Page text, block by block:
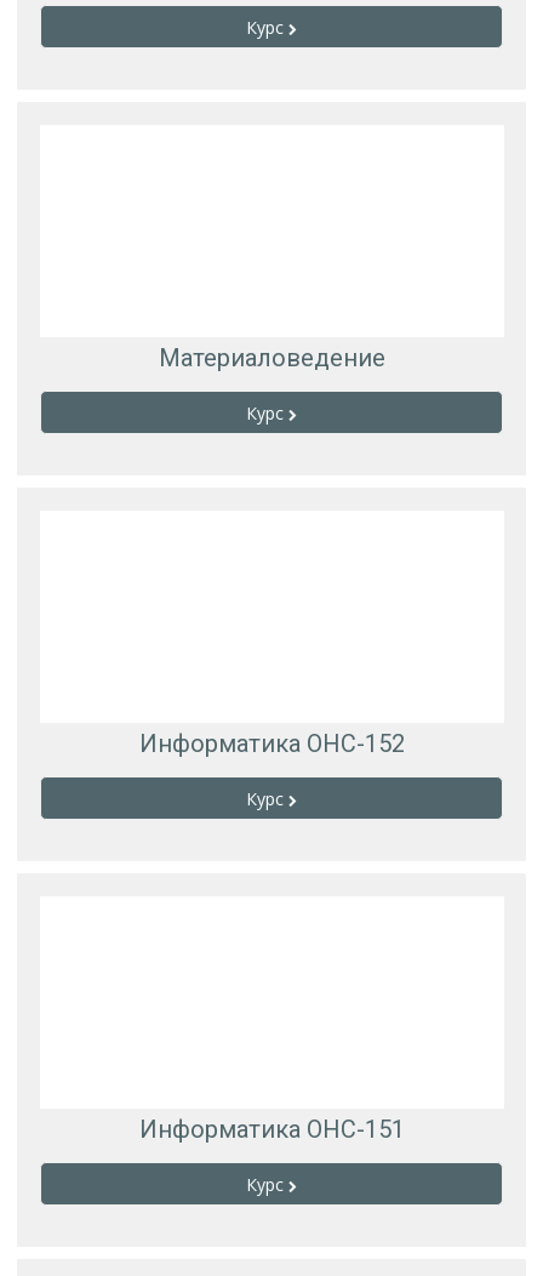
Курс
Материаловедение
Курс
Информатика ОНС-152
Курс
Информатика ОНС-151
Курс